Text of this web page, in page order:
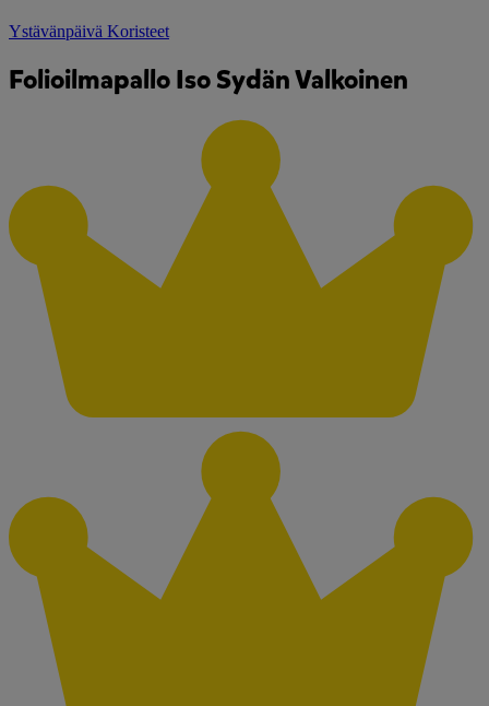
Ystävänpäivä Koristeet
Folioilmapallo Iso Sydän Valkoinen